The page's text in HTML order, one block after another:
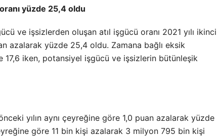
yüzde 25,4 oldu
ve işsizlerden oluşan atıl işgücü oranı 2021 yılı ikinci
azalarak yüzde 25,4 oldu. Zamana bağlı eksik
iken, potansiyel işgücü ve işsizlerin bütünleşik
yılın aynı çeyreğine göre 1,0 puan azalarak yüzde
göre 11 bin kişi azalarak 3 milyon 795 bin kişi